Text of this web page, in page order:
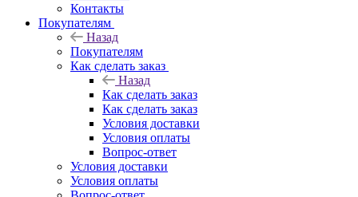
Контакты
Покупателям
Назад
Покупателям
Как сделать заказ
Назад
Как сделать заказ
Как сделать заказ
Условия доставки
Условия оплаты
Вопрос-ответ
Условия доставки
Условия оплаты